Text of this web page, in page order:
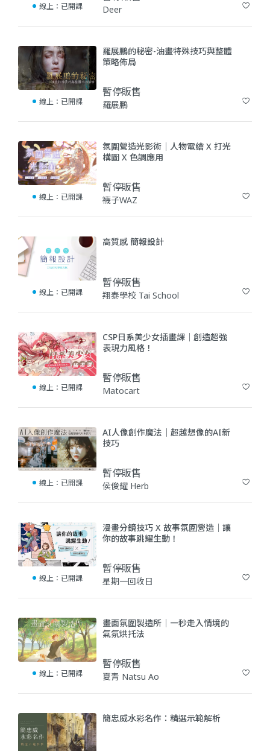
線上： 已開課
Deer
線上： 已開課
羅展鵬的秘密-油畫特殊技巧與整體
策略佈局
暫停販售
羅展鵬
線上： 已開課
氛圍營造光影術｜人物電繪 X 打光
構圖 X 色調應用
暫停販售
襪子WAZ
線上： 已開課
高質感 簡報設計
暫停販售
翔泰學校 Tai School
線上： 已開課
CSP日系美少女插畫課｜創造超強
表現力風格！
暫停販售
Matocart
線上： 已開課
AI人像創作魔法｜超越想像的AI新
技巧
暫停販售
侯俊耀 Herb
線上： 已開課
漫畫分鏡技巧 X 故事氛圍營造｜讓
你的故事跳耀生動！
暫停販售
星期一回收日
線上： 已開課
畫面氛圍製造所｜一秒走入情境的
氣氛烘托法
暫停販售
夏青 Natsu Ao
簡忠威水彩名作：精選示範解析